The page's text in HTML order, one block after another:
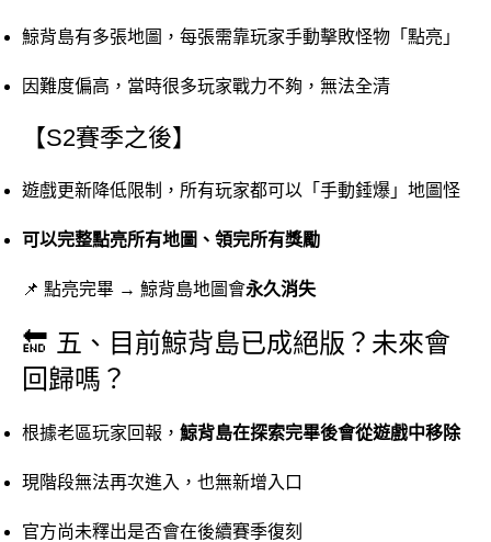
鯨背島有多張地圖，每張需靠玩家手動擊敗怪物「點亮」
因難度偏高，當時很多玩家戰力不夠，無法全清
【S2賽季之後】
遊戲更新降低限制，所有玩家都可以「手動錘爆」地圖怪
可以完整點亮所有地圖、領完所有獎勵
📌 點亮完畢 → 鯨背島地圖會永久消失
🔚 五、目前鯨背島已成絕版？未來會
回歸嗎？
根據老區玩家回報， 鯨背島在探索完畢後會從遊戲中移除
現階段無法再次進入，也無新增入口
官方尚未釋出是否會在後續賽季復刻